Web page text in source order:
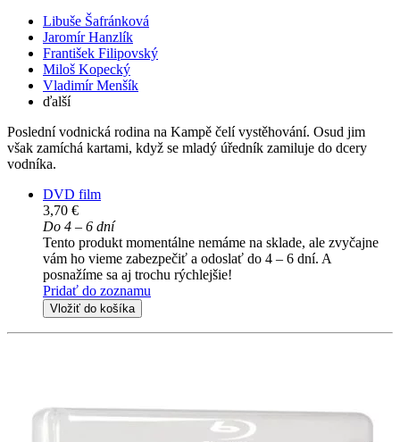
Libuše Šafránková
Jaromír Hanzlík
František Filipovský
Miloš Kopecký
Vladimír Menšík
ďalší
Poslední vodnická rodina na Kampě čelí vystěhování. Osud jim
však zamíchá kartami, když se mladý úředník zamiluje do dcery
vodníka.
DVD film
3,70 €
Do 4 – 6 dní
Tento produkt momentálne nemáme na sklade, ale zvyčajne
vám ho vieme zabezpečiť a odoslať do 4 – 6 dní. A
posnažíme sa aj trochu rýchlejšie!
Pridať do zoznamu
Vložiť do košíka